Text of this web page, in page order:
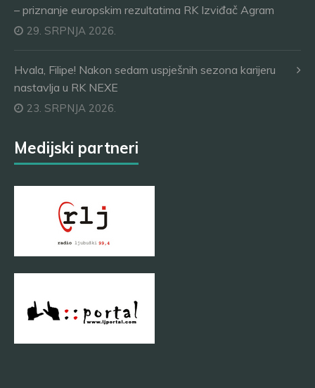
– priznanje europskim rezultatima RK Izviđač Agram
29. SRPNJA 2026.
Hvala, Filipe! Nakon sedam uspješnih sezona karijeru
nastavlja u RK NEXE
23. SRPNJA 2026.
Medijski partneri